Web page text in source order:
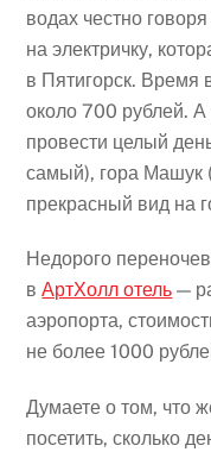
водах честно
на электричку,
в Пятигорск. Время
около 700 рублей.
провести целый
самый), гора Машук
прекрасный вид на
Недорого
вАртХолл отель —
аэропорта,
не более 1000
Думаете о том, что
посетить, сколько